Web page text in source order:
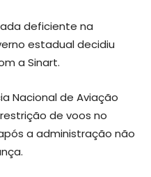
deficiente na
estadual decidiu
a Sinart.
Nacional de Aviação
de voos no
a administração não